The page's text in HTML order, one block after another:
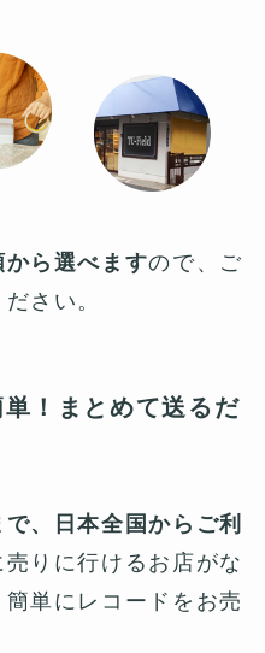
から選べますので、ご
さい。
！まとめて送るだ
、日本全国からご利
売りに行けるお店がな
単にレコードをお売